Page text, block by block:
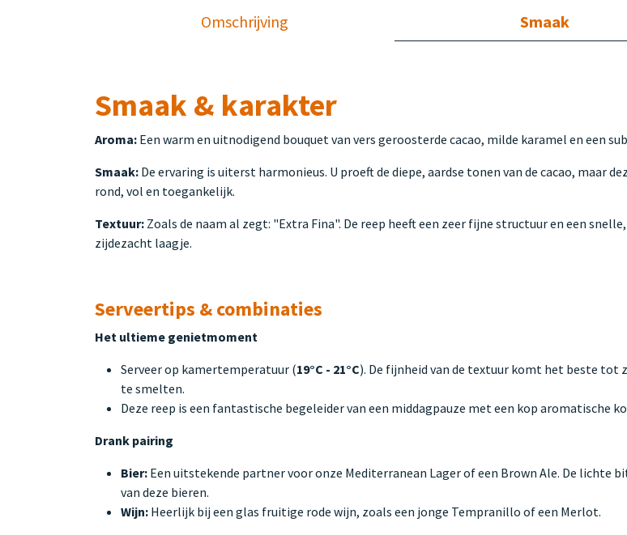
Omschrijving Smaak
Smaak & karakter
Aroma: Een warm en uitnodigend bouquet van vers geroosterde cacao, milde karamel en een
Smaak: De ervaring is uiterst harmonieus. U proeft de diepe, aardse tonen van de cacao, maar
rond, vol en toegankelijk.
Textuur: Zoals de naam al zegt: "Extra Fina". De reep heeft een zeer fijne structuur en een
zijdezacht laagje.
Serveertips & combinaties
Het ultieme genietmoment
Serveer op kamertemperatuur (19°C - 21°C). De fijnheid van de textuur komt het beste tot
te smelten.
Deze reep is een fantastische begeleider van een middagpauze met een kop aromatische
Drank pairing
Bier: Een uitstekende partner voor onze Mediterranean Lager of een Brown Ale. De lichte
van deze bieren.
Wijn: Heerlijk bij een glas fruitige rode wijn, zoals een jonge Tempranillo of een Merlot.